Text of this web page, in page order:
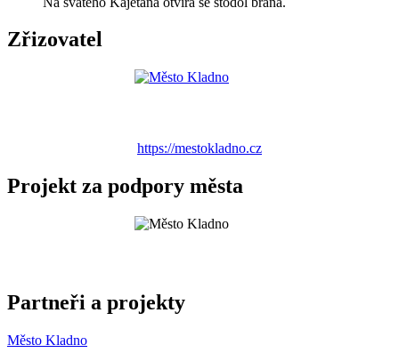
Zřizovatel
https://mestokladno.cz
Projekt za podpory města
Partneři a projekty
Město Kladno